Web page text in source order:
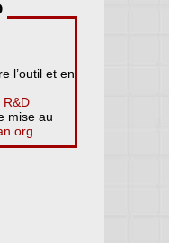
l’outil et en
mise au